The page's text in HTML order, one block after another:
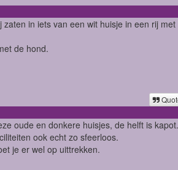
in iets van een wit huisje in een rij met
de hond.
oude en donkere huisjes, de helft is
ook echt zo sfeerloos.
je er wel op uittrekken.